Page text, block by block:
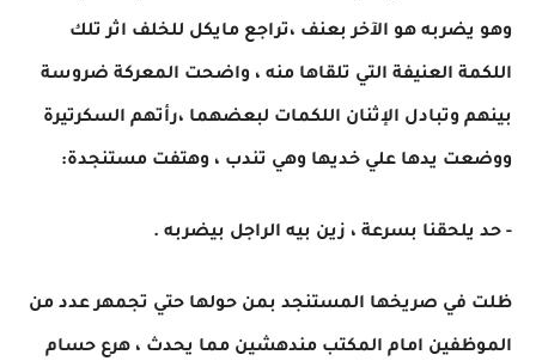
وهو يضربه هو الآخر بعنف ،تراجع مايكل للخلف اثر تلك
اللكمة العنيفة التي تلقاها منه ، واضحت المعركة ضروسة
بينهم وتبادل الإثنان اللكمات لبعضهما ،رأتهم السكرتيرة
ووضعت يدها علي خديها وهي تندب ، وهتفت مستنجدة:
- حد يلحقنا بسرعة ، زين بيه الراجل بيضربه .
ظلت في صريخها المستنجد بمن حولها حتي تجمهر عدد من
الموظفين امام المكتب مندهشين مما يحدث ، هرع حسام